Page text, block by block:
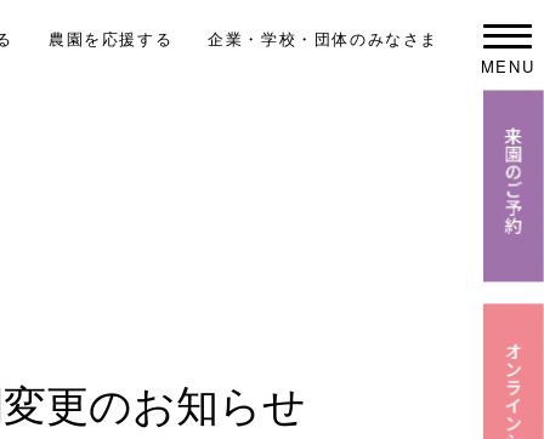
農園を応援する
企業・学校・団体のみなさま
MENU
更のお知らせ